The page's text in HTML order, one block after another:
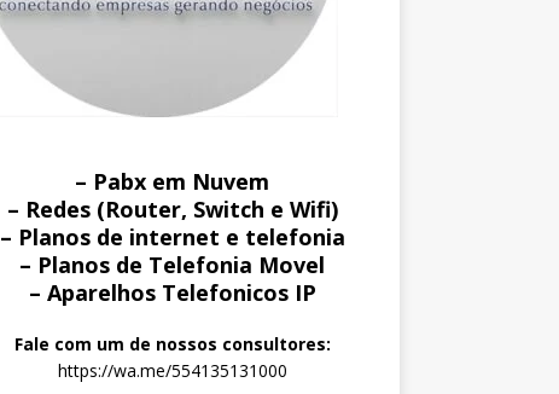
– Pabx em Nuvem
– Redes (Router, Switch e Wifi)
– Planos de internet e telefonia
– Planos de Telefonia Movel
– Aparelhos Telefonicos IP
Fale com um de nossos consultores:
https://wa.me/554135131000